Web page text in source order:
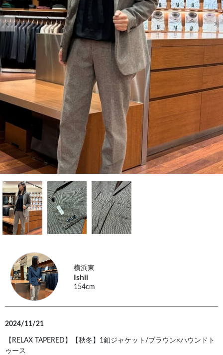
前の画像 次
横浜東
Ishii
154cm
2024/11/21
【RELAX TAPERED】【秋冬】1釦ジャケット/ブラウン×ハウンドト
ゥース